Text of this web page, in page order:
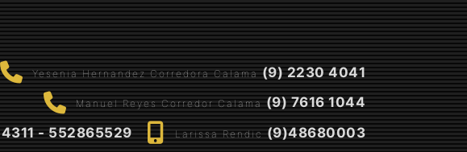
Yesenia Hernandez Corredora Calama (9) 2230 4041
Manuel Reyes Corredor Calama (9) 7616 1044
- 552865529 Larissa Rendic (9)48680003